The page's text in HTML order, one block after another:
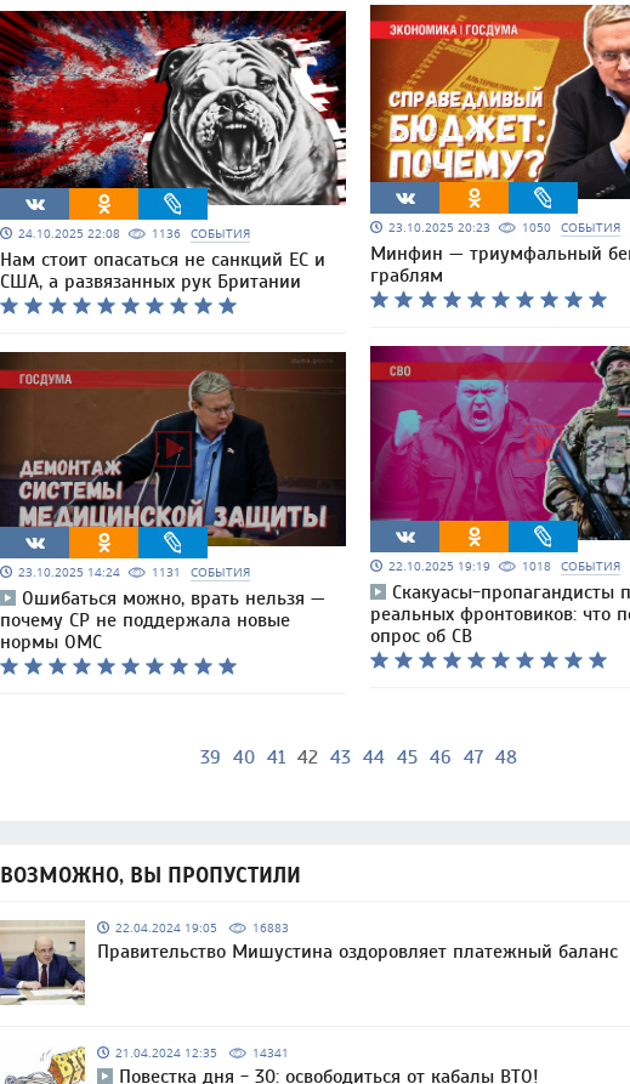
24.10.2025 22:08 1136 СОБЫТИЯ
Нам стоит опасаться не санкций ЕС и
США, а развязанных рук Британии
23.10.2025 14:24 1131 СОБЫТИЯ
Ошибаться можно, врать нельзя —
почему СР не поддержала новые
нормы ОМС
23.10.2025 20:23 1050 СОБЫТИЯ
Минфин — триумфальный
граблям
22.10.2025 19:19 1018 СОБЫТИЯ
Скакуасы-пропагандисты
реальных фронтовиков: что
опрос об СВ
39 40 41 42 43 44 45 46 47 48
ВОЗМОЖНО, ВЫ ПРОПУСТИЛИ
22.04.2024 19:05 16883
Правительство Мишустина оздоровляет платежный баланс
21.04.2024 12:35 14341
Повестка дня - 30: освободиться от кабалы ВТО!